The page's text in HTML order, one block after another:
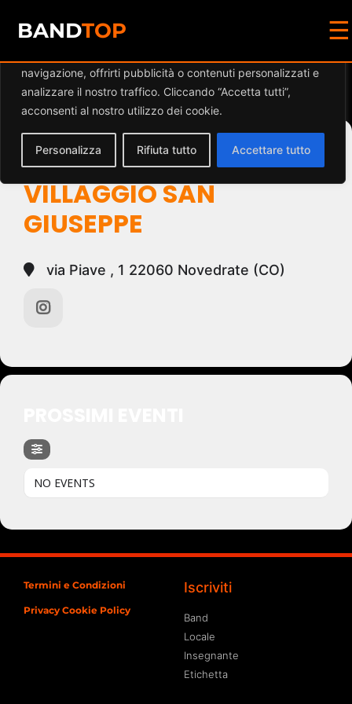
Diamo valore alla tua privacy
navigazione, offrirti pubblicità o contenuti personalizzati e
analizzare il nostro traffico. Cliccando “Accetta tutti”,
acconsenti al nostro utilizzo dei cookie.
Personalizza Rifiuta tutto Accettare tutto
BANDTOP ☰
Events at this location
CENTRO SOCIALE
VILLAGGIO SAN
GIUSEPPE
via Piave , 1 22060 Novedrate (CO)
NO EVENTS
Termini e Condizioni
Privacy Cookie Policy
Iscriviti
Band
Locale
Insegnante
Etichetta